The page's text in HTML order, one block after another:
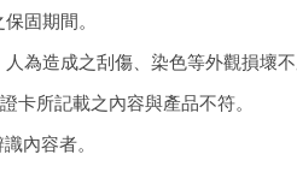
固期間。
為造成之刮傷、染色等外觀損壞不
卡所記載之內容與產品不符。
內容者。